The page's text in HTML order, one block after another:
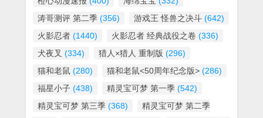
涛哥测评 第二季 (356) 游戏王 怪兽之决斗 (642)
火影忍者 (1440) 火影忍者 经典战役之卷 (336)
犬夜叉 (334) 猎人×猎人 重制版 (296)
猫和老鼠 (280) 猫和老鼠<50周年纪念版> (286)
福星小子 (438) 精灵宝可梦 第一季 (542)
精灵宝可梦 第三季 (368)
精灵宝可梦 第二季